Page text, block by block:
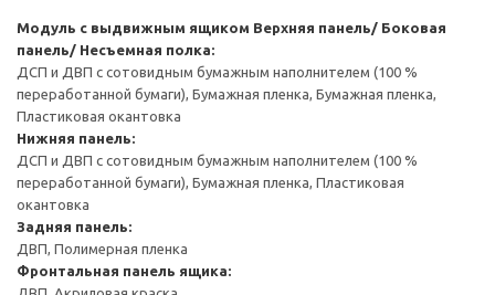
Модуль с выдвижным ящиком Верхняя панель/ Боковая
панель/ Несъемная полка:
ДСП и ДВП с сотовидным бумажным наполнителем (100 %
переработанной бумаги), Бумажная пленка, Бумажная пленка,
Пластиковая окантовка
Нижняя панель:
ДСП и ДВП с сотовидным бумажным наполнителем (100 %
переработанной бумаги), Бумажная пленка, Пластиковая
окантовка
Задняя панель:
ДВП, Полимерная пленка
Фронтальная панель ящика: